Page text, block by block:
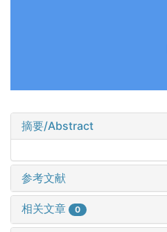
摘要/Abstract
参考文献
相关文章 0